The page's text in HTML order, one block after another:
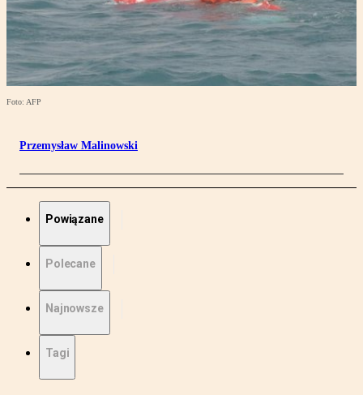
Foto: AFP
Przemysław Malinowski
Powiązane
Polecane
Najnowsze
Tagi